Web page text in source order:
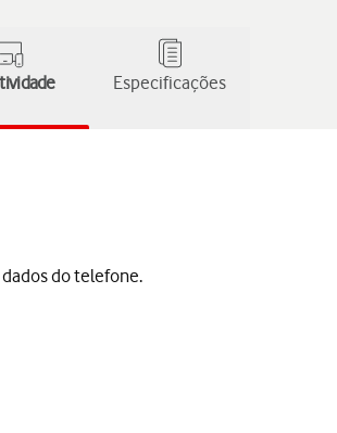
Especificações
do telefone.